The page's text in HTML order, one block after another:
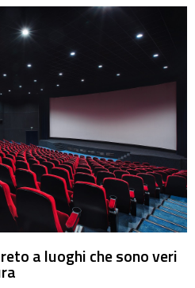
a luoghi che sono veri